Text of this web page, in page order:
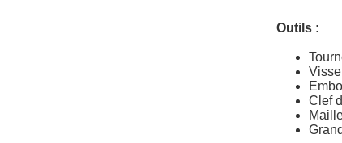
Outils :
Clef